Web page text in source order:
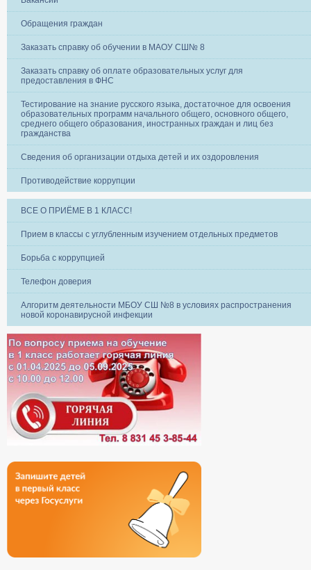
Обращения граждан
Заказать справку об обучении в МАОУ СШ№ 8
Заказать справку об оплате образовательных услуг для
предоставления в ФНС
Тестирование на знание русского языка, достаточное для освоения
образовательных программ начального общего, основного общего,
среднего общего образования, иностранных граждан и лиц без
гражданства
Сведения об организации отдыха детей и их оздоровления
Противодействие коррупции
ВСЕ О ПРИЁМЕ В 1 КЛАСС!
Прием в классы с углубленным изучением отдельных предметов
Борьба с коррупцией
Телефон доверия
Алгоритм деятельности МБОУ СШ №8 в условиях распространения
новой коронавирусной инфекции